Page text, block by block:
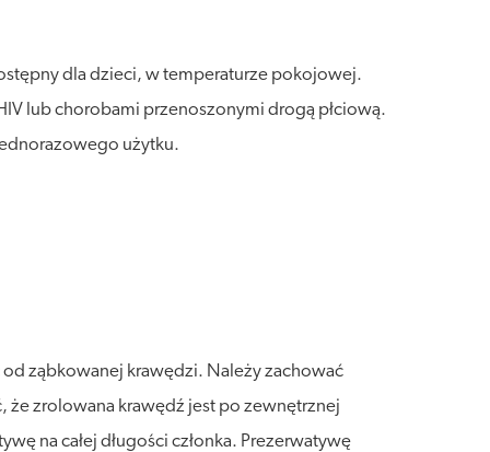
dla dzieci, w temperaturze pokojowej.
lub chorobami przenoszonymi drogą płciową.
użytku.
ząbkowanej krawędzi. Należy zachować
że zrolowana krawędź jest po zewnętrznej
na całej długości członka. Prezerwatywę